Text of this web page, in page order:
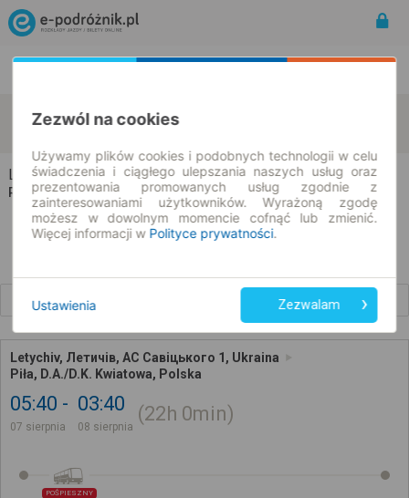
Letychiv Piła
Letychiv → Piła
Rozkład jazdy i bilety
Letychiv, Летичів, АС Савіцького 1, Ukraina
Piła, D.A./D.K. Kwiatowa, Polska
05:40
07 sierpnia
03:40
08 sierpnia
22h 0min
POŚPIESZNY
Zezwól na cookies
Używamy plików cookies i podobnych technologii w celu
świadczenia i ciągłego ulepszania naszych usług oraz
prezentowania promowanych usług zgodnie z
zainteresowaniami użytkowników. Wyrażoną zgodę
możesz w dowolnym momencie cofnąć lub zmienić.
Więcej informacji w Polityce prywatności.
Ustawienia Zezwalam